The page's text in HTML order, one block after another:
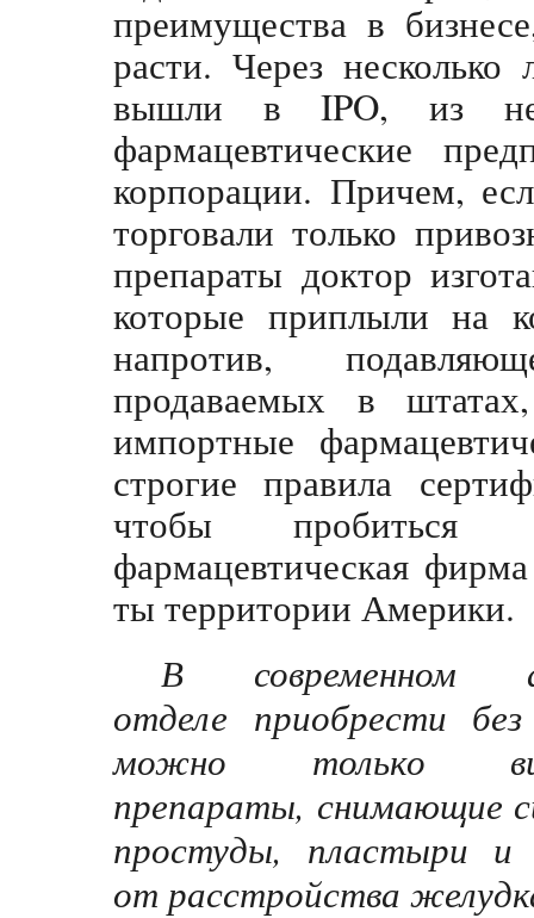
преимущества в
расти. Через
вышли в IPO, из
фармацевтические
корпорации. Причем,
торговали только
препараты доктор
которые приплыли на
напротив,
продаваемых в
импортные
строгие правила
чтобы пробиться
фармацевтическая
ты территории Америки.
В современном
отделе приобрести
можно только
препараты, снимающие
простуды, пластыри и
от расстройства